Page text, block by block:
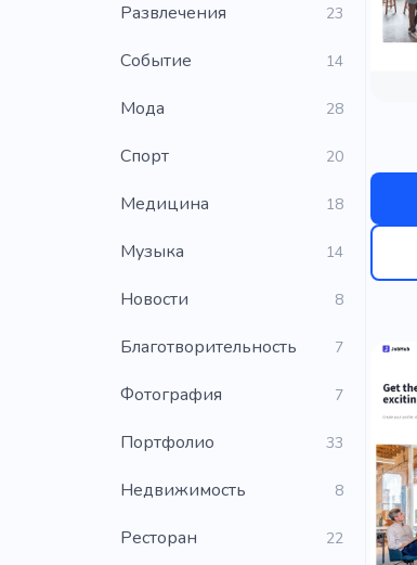
Развлечения 23
Событие 14
Мода 28
Cпорт 20
Медицина 18
Музыка 14
Новости 8
Благотворительность 7
Фотография 7
Портфолио 33
Недвижимость 8
Ресторан 22